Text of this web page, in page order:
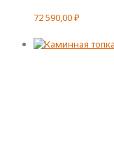
72 590,00₽